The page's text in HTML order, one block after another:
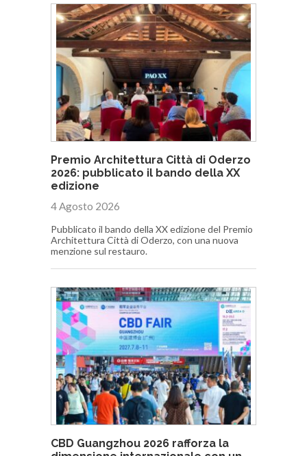
Premio Architettura Città di Oderzo
2026: pubblicato il bando della XX
edizione
4 Agosto 2026
Pubblicato il bando della XX edizione del Premio
Architettura Città di Oderzo, con una nuova
menzione sul restauro.
CBD Guangzhou 2026 rafforza la